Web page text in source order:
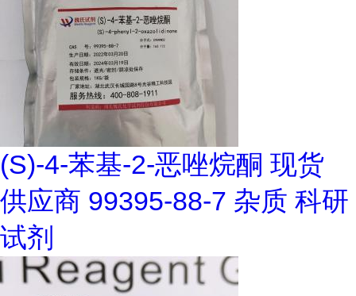
(S)-4-苯基-2-恶唑烷酮 现货
供应商 99395-88-7 杂质 科研
试剂